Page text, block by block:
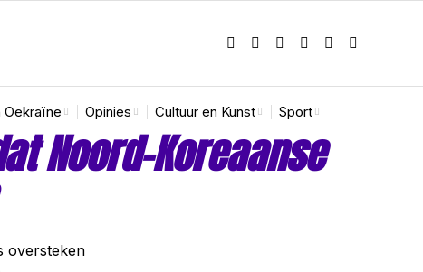
Oekraïne Opinies Cultuur en Kunst Sport
Noord-Koreaanse